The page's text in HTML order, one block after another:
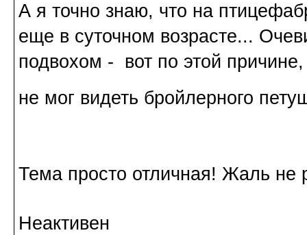
А я точно знаю, что на
еще в суточном возрасте...
подвохом - вот по этой
не мог видеть бройлерного
Тема просто отличная! Жаль не
Неактивен